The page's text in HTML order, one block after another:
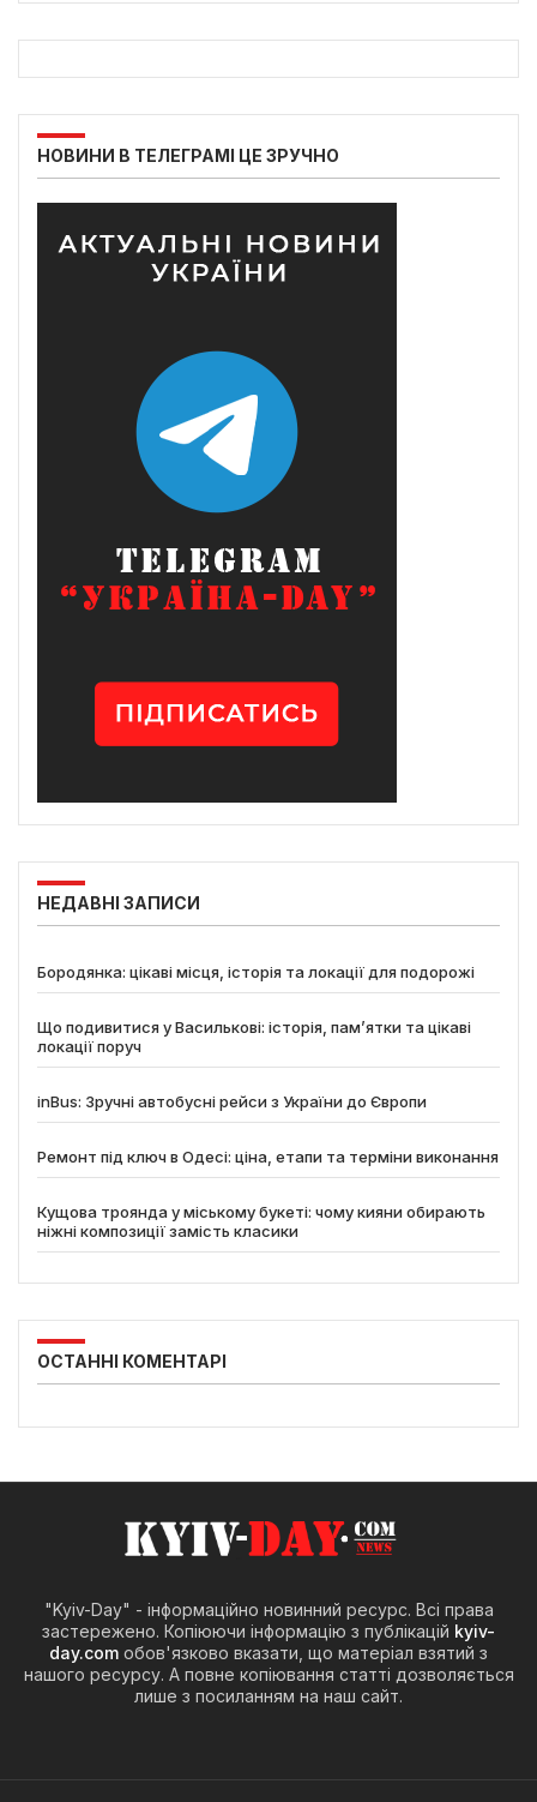
НОВИНИ В ТЕЛЕГРАМІ ЦЕ ЗРУЧНО
НЕДАВНІ ЗАПИСИ
Бородянка: цікаві місця, історія та локації для подорожі
Що подивитися у Василькові: історія, пам’ятки та цікаві
локації поруч
inBus: Зручні автобусні рейси з України до Європи
Ремонт під ключ в Одесі: ціна, етапи та терміни виконання
Кущова троянда у міському букеті: чому кияни обирають
ніжні композиції замість класики
ОСТАННІ КОМЕНТАРІ
"Kyiv-Day" - інформаційно новинний ресурс. Всі права
застережено. Копіюючи інформацію з публікацій kyiv-
day.com обов'язково вказати, що матеріал взятий з
нашого ресурсу. А повне копіювання статті дозволяється
лише з посиланням на наш сайт.